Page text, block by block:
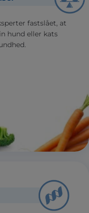
fastslået, at
hund eller kats